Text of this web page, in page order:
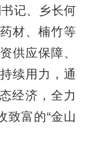
记、乡长何
材、楠竹等
供应保障、
续用力，通
经济，全力
致富的“金山